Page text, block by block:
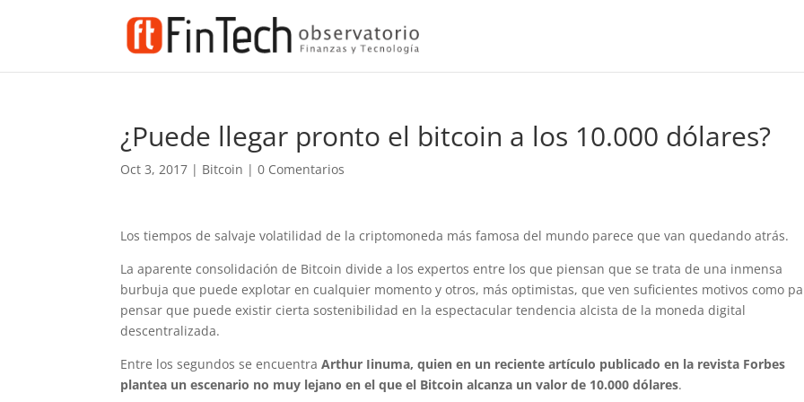
¿Puede llegar pronto el bitcoin a los 10.000 dólares?
Oct 3, 2017 | Bitcoin |0 Comentarios
Los tiempos de salvaje volatilidad de la criptomoneda más famosa del mundo parece que van quedando atrás.
La aparente consolidación de Bitcoin divide a los expertos entre los que piensan que se trata de una inmensa
burbuja que puede explotar en cualquier momento y otros, más optimistas, que ven suficientes motivos como
pensar que puede existir cierta sostenibilidad en la espectacular tendencia alcista de la moneda digital
descentralizada.
Entre los segundos se encuentraArthur Iinuma, quien en un reciente artículo publicado en la revista Forbes
plantea un escenario no muy lejano en el que el Bitcoin alcanza un valor de 10.000 dólares.